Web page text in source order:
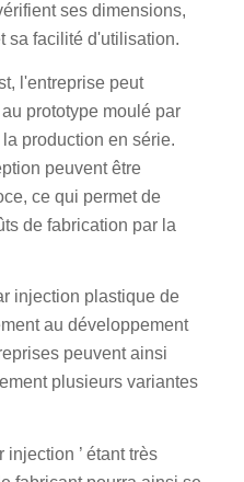
ses dimensions,
sa facilité d'utilisation.
l'entreprise peut
prototype moulé par
production en série.
peuvent être
ce qui permet de
de fabrication par la
injection plastique de
au développement
peuvent ainsi
plusieurs variantes
injection ’ étant très